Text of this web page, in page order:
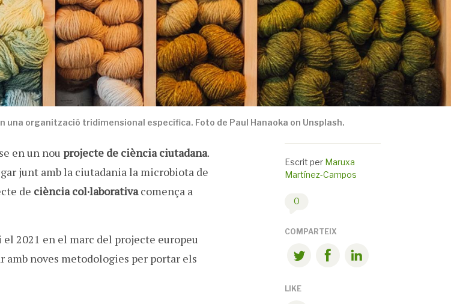
una organització tridimensional específica. Foto de Paul Hanaoka on Unsplash.
en un nou projecte de ciència ciutadana.
junt amb la ciutadania la microbiota de
de ciència col·laborativacomença a
2021 en el marc del projecte europeu
amb noves metodologies per portar els
Escrit per Maruxa
Martínez-Campos
0
COMPARTEIX
LIKE